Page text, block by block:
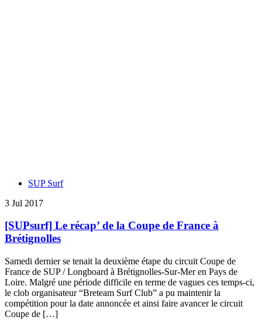
SUP Surf
3 Jul 2017
[SUPsurf] Le récap’ de la Coupe de France à
Brétignolles
Samedi dernier se tenait la deuxième étape du circuit Coupe de
France de SUP / Longboard à Brétignolles-Sur-Mer en Pays de
Loire. Malgré une période difficile en terme de vagues ces temps-ci,
le clob organisateur “Breteam Surf Club” a pu maintenir la
compétition pour la date annoncée et ainsi faire avancer le circuit
Coupe de […]